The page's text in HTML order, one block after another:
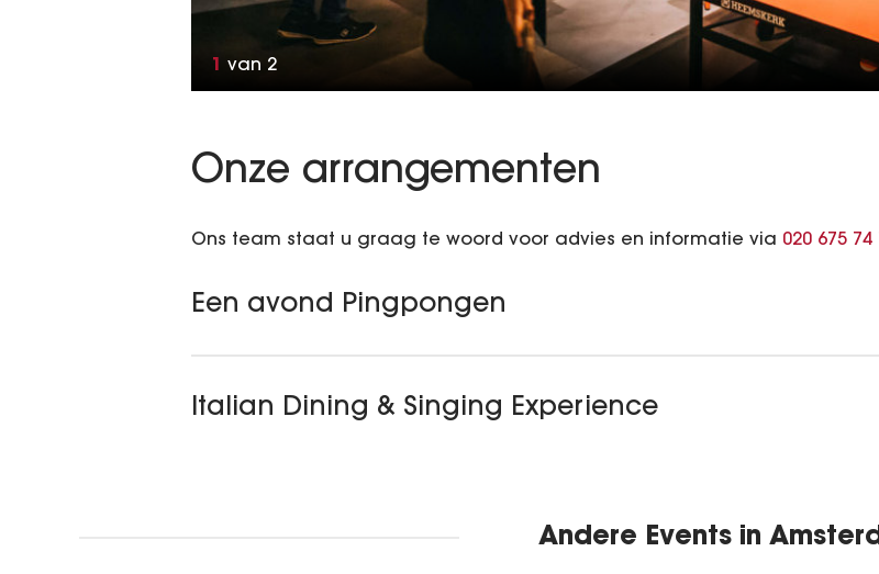
1 van 2
Onze arrangementen
Ons team staat u graag te woord voor advies en informatie via 020 675 74
Een avond Pingpongen
Italian Dining & Singing Experience
Andere Events in